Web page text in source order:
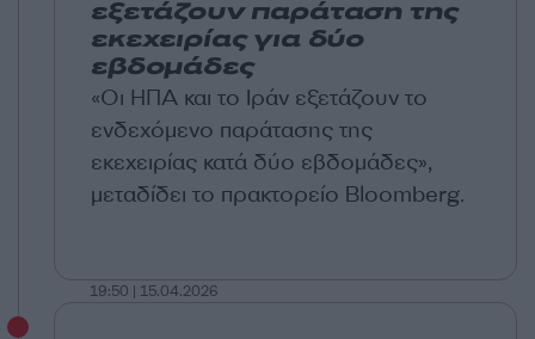
εξετάζουν παράταση της
εκεχειρίας για δύο
εβδομάδες
«Οι ΗΠΑ και το Ιράν εξετάζουν το
ενδεχόμενο παράτασης της
εκεχειρίας κατά δύο εβδομάδες»,
μεταδίδει το πρακτορείο Bloomberg.
19:50 | 15.04.2026